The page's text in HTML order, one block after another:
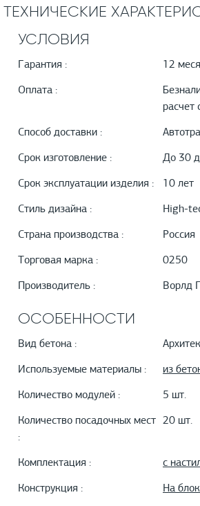
ТЕХНИЧЕСКИЕ
УСЛОВИЯ
Гарантия : 12
Оплата :
расчет
Способ доставки :
Срок изготовление : До 30
Срок эксплуатации изделия : 10 лет
Стиль дизайна : High-
Страна производства : Россия
Торговая марка : 0250
Производитель : Ворлд
ОСОБЕННОСТИ
Вид бетона :
Используемые материалы : из
Количество модулей : 5 шт.
Количество посадочных мест
:
20 шт.
Комплектация : с
Конструкция : На